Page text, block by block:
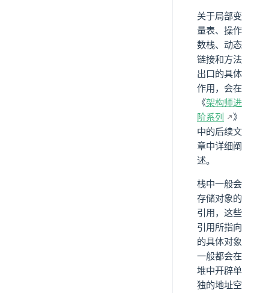
关于局部变
量表、操作
数栈、动态
链接和方法
出口的具体
作用，会在
《架构师进
阶系列
》
中的后续文
章中详细阐
述。
栈中一般会
存储对象的
引用，这些
引用所指向
的具体对象
一般都会在
堆中开辟单
独的地址空